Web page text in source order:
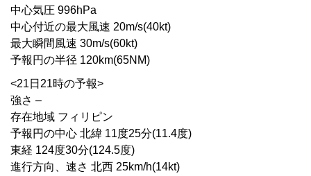
中心気圧 996hPa
中心付近の最大風速 20m/s(40kt)
最大瞬間風速 30m/s(60kt)
予報円の半径 120km(65NM)
<21日21時の予報>
強さ –
存在地域 フィリピン
予報円の中心 北緯 11度25分(11.4度)
東経 124度30分(124.5度)
進行方向、速さ 北西 25km/h(14kt)